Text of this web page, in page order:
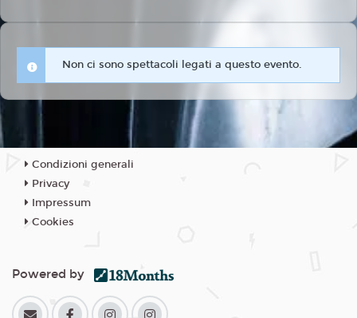
Non ci sono spettacoli legati a questo evento.
Condizioni generali
Privacy
Impressum
Cookies
Powered by